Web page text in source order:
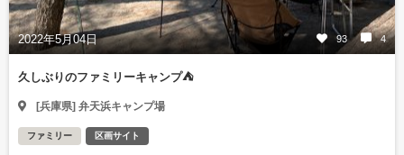
2022年5月04日 93 4
久しぶりのファミリーキャンプ⛺️
[兵庫県] 弁天浜キャンプ場
ファミリー 区画サイト